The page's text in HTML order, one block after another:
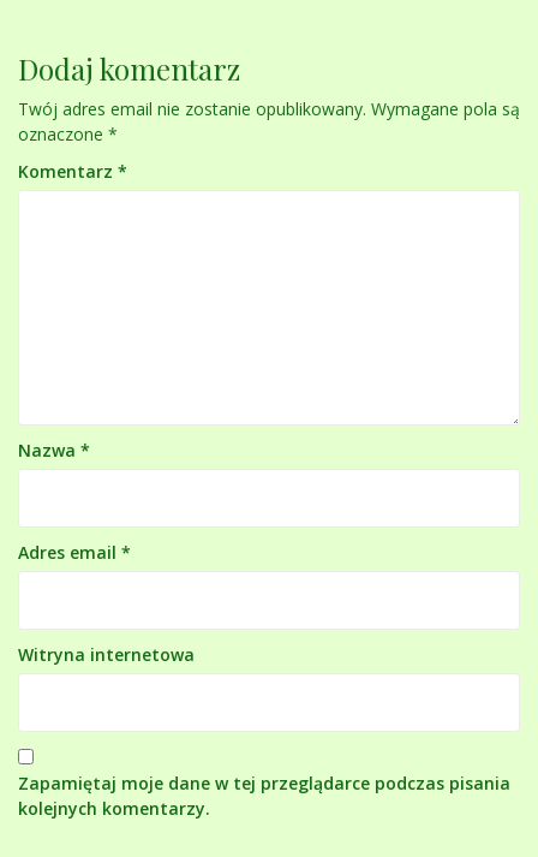
Dodaj komentarz
Twój adres email nie zostanie opublikowany. Wymagane pola są
oznaczone *
Komentarz *
Nazwa *
Adres email *
Witryna internetowa
Zapamiętaj moje dane w tej przeglądarce podczas pisania
kolejnych komentarzy.